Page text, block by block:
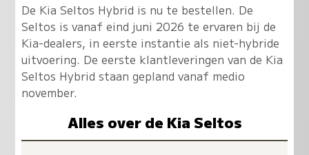
De Kia Seltos Hybrid is nu te bestellen. De
Seltos is vanaf eind juni 2026 te ervaren bij de
Kia-dealers, in eerste instantie als niet-hybride
uitvoering. De eerste klantleveringen van de Kia
Seltos Hybrid staan gepland vanaf medio
november.
Alles over de Kia Seltos